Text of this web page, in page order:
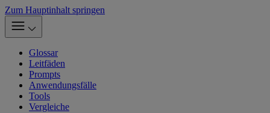
Zum Hauptinhalt springen
Glossar
Leitfäden
Prompts
Anwendungsfälle
Tools
Vergleiche